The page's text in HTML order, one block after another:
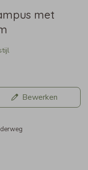
met
Bewerken